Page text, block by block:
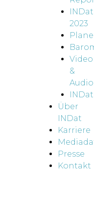
INDat
2023
Video
&
Audio
Über
INDat
Karriere
Presse
Kontakt